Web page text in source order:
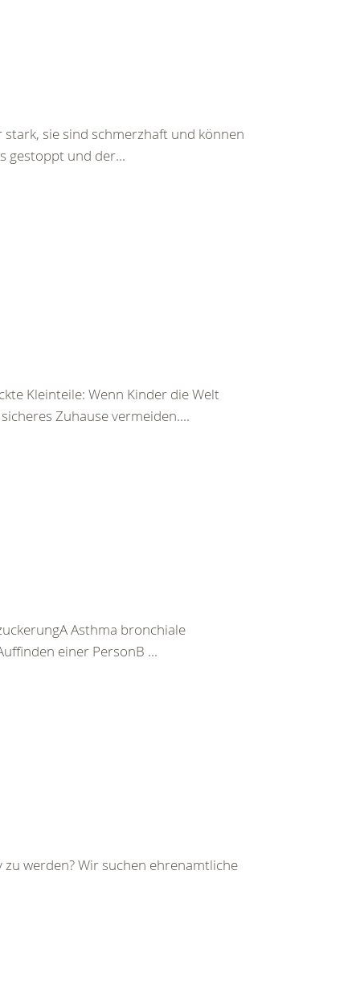
sie sind schmerzhaft und können
gestoppt und der...
Kleinteile: Wenn Kinder die Welt
Zuhause vermeiden....
Asthma bronchiale
einer PersonB ...
werden? Wir suchen ehrenamtliche